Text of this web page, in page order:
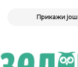
Прикажи још